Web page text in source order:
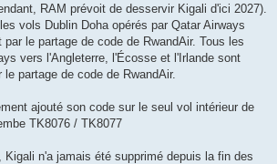
RAM prévoit de desservir Kigali d'ici 2027).
vols Dublin Doha opérés par Qatar Airways
le partage de code de RwandAir. Tous les
vers l'Angleterre, l'Écosse et l'Irlande sont
partage de code de RwandAir.
ajouté son code sur le seul vol intérieur de
TK8076 / TK8077
n'a jamais été supprimé depuis la fin des